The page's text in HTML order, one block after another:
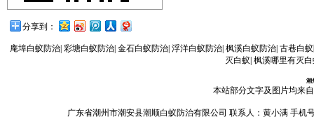
分享到：
庵埠白蚁防治| 彩塘白蚁防治| 金石白蚁防治| 浮洋白蚁防治| 枫溪白蚁防治| 古巷白
灭白蚁 枫溪哪里有灭白
潮
本站部分文字及图片均来
广东省潮州市潮安县潮顺白蚁防治有限公司 联系人：黄小满 手机